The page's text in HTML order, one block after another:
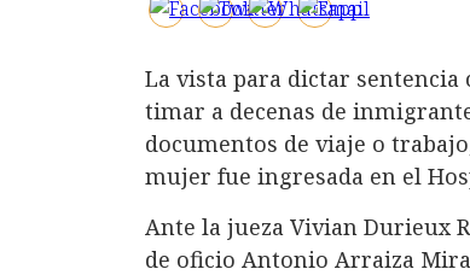
La vista para dictar
timar a decenas de
documentos de viaje o
mujer fue ingresada en el
Ante la jueza Vivian Durieux
de oficio Antonio Arraiza